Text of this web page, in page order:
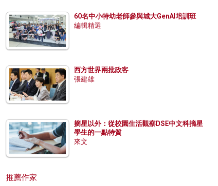
60名中小特幼老師參與城大GenAI培訓班
編輯精選
西方世界兩批政客
張建雄
摘星以外：從校園生活觀察DSE中文科摘星
學生的一點特質
來文
推薦作家